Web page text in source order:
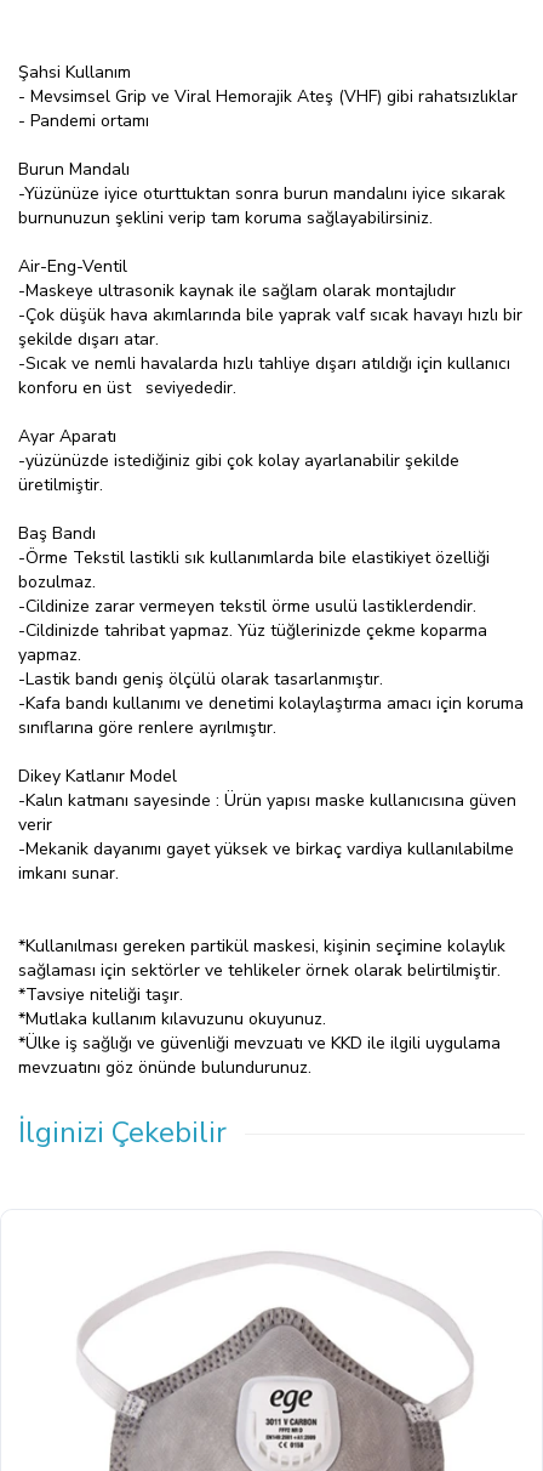
Şahsi Kullanım
- Mevsimsel Grip ve Viral Hemorajik Ateş (VHF) gibi rahatsızlıklar
- Pandemi ortamı
Burun Mandalı
-Yüzünüze iyice oturttuktan sonra burun mandalını iyice sıkarak
burnunuzun şeklini verip tam koruma sağlayabilirsiniz.
Air-Eng-Ventil
-Maskeye ultrasonik kaynak ile sağlam olarak montajlıdır
-Çok düşük hava akımlarında bile yaprak valf sıcak havayı hızlı bir
şekilde dışarı atar.
-Sıcak ve nemli havalarda hızlı tahliye dışarı atıldığı için kullanıcı
konforu en üst seviyededir.
Ayar Aparatı
-yüzünüzde istediğiniz gibi çok kolay ayarlanabilir şekilde
üretilmiştir.
Baş Bandı
-Örme Tekstil lastikli sık kullanımlarda bile elastikiyet özelliği
bozulmaz.
-Cildinize zarar vermeyen tekstil örme usulü lastiklerdendir.
-Cildinizde tahribat yapmaz. Yüz tüğlerinizde çekme koparma
yapmaz.
-Lastik bandı geniş ölçülü olarak tasarlanmıştır.
-Kafa bandı kullanımı ve denetimi kolaylaştırma amacı için koruma
sınıflarına göre renlere ayrılmıştır.
Dikey Katlanır Model
-Kalın katmanı sayesinde : Ürün yapısı maske kullanıcısına güven
verir
-Mekanik dayanımı gayet yüksek ve birkaç vardiya kullanılabilme
imkanı sunar.
*Kullanılması gereken partikül maskesi, kişinin seçimine kolaylık
sağlaması için sektörler ve tehlikeler örnek olarak belirtilmiştir.
*Tavsiye niteliği taşır.
*Mutlaka kullanım kılavuzunu okuyunuz.
*Ülke iş sağlığı ve güvenliği mevzuatı ve KKD ile ilgili uygulama
mevzuatını göz önünde bulundurunuz.
İlginizi Çekebilir